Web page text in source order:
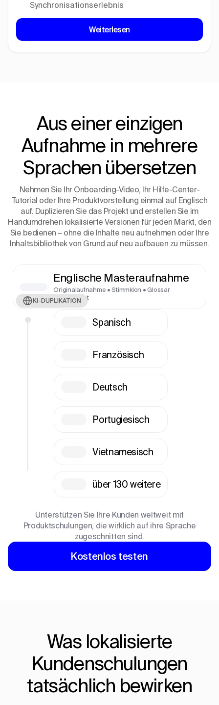
Synchronisationserlebnis
Weiterlesen
Aus einer einzigen
Aufnahme in mehrere
Sprachen übersetzen
Nehmen Sie Ihr Onboarding-Video, Ihr Hilfe-Center-
Tutorial oder Ihre Produktvorstellung einmal auf Englisch
auf. Duplizieren Sie das Projekt und erstellen Sie im
Handumdrehen lokalisierte Versionen für jeden Markt, den
Sie bedienen – ohne die Inhalte neu aufnehmen oder Ihre
Inhaltsbibliothek von Grund auf neu aufbauen zu müssen.
Englische Masteraufnahme
Originalaufnahme • Stimmklon • Glossar
eingerichtet
KI-DUPLIKATION
Spanisch
Französisch
Deutsch
Portugiesisch
Vietnamesisch
über 130 weitere
Unterstützen Sie Ihre Kunden weltweit mit
Produktschulungen, die wirklich auf ihre Sprache
zugeschnitten sind.
Kostenlos testen
Was lokalisierte
Kundenschulungen
tatsächlich bewirken